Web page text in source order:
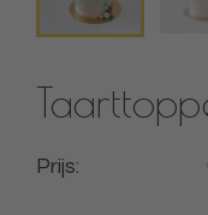
Prijs: